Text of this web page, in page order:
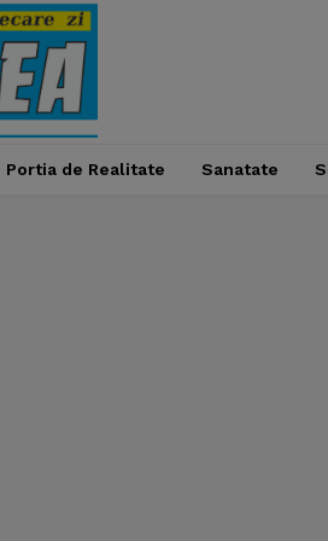
Portia de Realitate Sanatate